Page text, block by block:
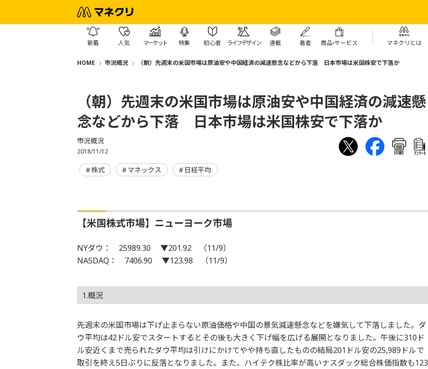
新着 人気 マーケット 特集 初心者 ライフデザイン 連載 著者 商品・サービス マネクリとは
HOME 市況概況 （朝）先週末の米国市場は原油安や中国経済の減速懸念などから下落 日本市場は米国株安で下落か
（朝）先週末の米国市場は原油安や中国経済の減速懸
念などから下落 日本市場は米国株安で下落か
市況概況
2018/11/12 印刷 ｱﾝｹｰﾄ
株式 マネックス 日経平均
【米国株式市場】ニューヨーク市場
NYダウ： 25989.30 ▼201.92 （11/9）
NASDAQ： 7406.90 ▼123.98 （11/9）
1.概況
先週末の米国市場は下げ止まらない原油価格や中国の景気減速懸念などを嫌気して下落しました。ダ
ウ平均は42ドル安でスタートするとその後も大きく下げ幅を広げる展開となりました。午後に310ド
ル安近くまで売られたダウ平均は引けにかけてやや持ち直したものの結局201ドル安の25,989ドルで
取引を終え5日ぶりに反落となりました。また、ハイテク株比率が高いナスダック総合株価指数も123